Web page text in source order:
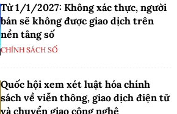
Từ 1/1/2027: Không xác thực, người
bán sẽ không được giao dịch trên
nền tảng số
CHÍNH SÁCH SỐ
Quốc hội xem xét luật hóa chính
sách về viễn thông, giao dịch điện tử
và chuyển giao công nghệ